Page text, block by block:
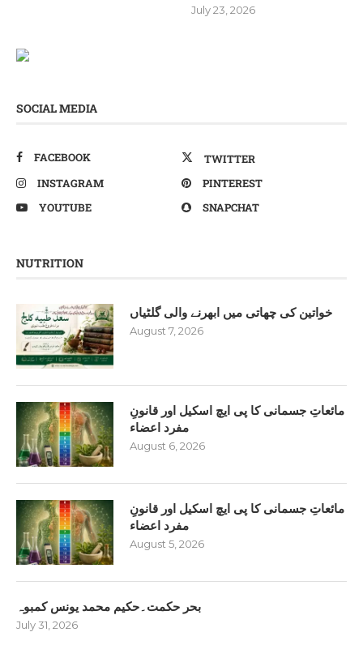
July 23, 2026
SOCIAL MEDIA
FACEBOOK
TWITTER
INSTAGRAM
PINTEREST
YOUTUBE
SNAPCHAT
NUTRITION
خواتین کی چھاتی میں ابھرنے والی گلٹیاں
August 7, 2026
مائعاتِ جسمانی کا پی ایچ اسکیل اور قانونِ
مفرد اعضاء
August 6, 2026
مائعاتِ جسمانی کا پی ایچ اسکیل اور قانونِ
مفرد اعضاء
August 5, 2026
بحر حکمت۔حکیم محمد یونس کمبوہ
July 31, 2026